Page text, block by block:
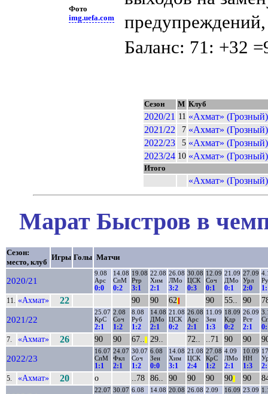
Фото
img.uefa.com
Баланс: 71: +32
Сезон М Клуб
2020/21 11 «Ахмат» (Грозный)
2021/22
7 «Ахмат» (Грозный)
2022/23
5 «Ахмат» (Грозный)
2023/24 10 «Ахмат» (Грозный)
Итого
«Ахмат» (Грозный)
Марат Быстров в
Сезон:
место, клуб
Игры Голы Матчи
2020/21
9.08
Арс
0:0
14.08
СпМ
0:2
19.08
Ртр
3:1
22.08
Хим
2:1
26.08
ЛМо
3:2
30.08
ЦСК
0:3
12.09
Соч
0:1
21.09
ДМо
0:1
27.09
Урл
2:0
11. «Ахмат» 22 90 90 62 90 55.. 90
2021/22
25.07
КрС
2:1
2.08
Соч
1:2
8.08
Руб
1:2
14.08
ДМо
2:1
21.08
ЦСК
0:2
26.08
Арс
2:1
11.09
Зен
1:3
18.09
Кдр
0:2
26.09
Рст
2:1
7. «Ахмат» 26 90 90 67.. 29.. 72.. ..71 90 90
2022/23
16.07
СпМ
1:1
24.07
Фкл
2:1
30.07
Соч
1:2
6.08
Зен
0:0
14.08
Хим
3:1
21.08
ЦСК
2:4
27.08
КрС
1:2
4.09
ЛМо
2:1
10.09
НН
1:3
5. «Ахмат» 20 о ..78 86.. 90 90 90 90 90
22.07 30.07 6.08
14.08 20.08 26.08 2.09
16.09 23.09